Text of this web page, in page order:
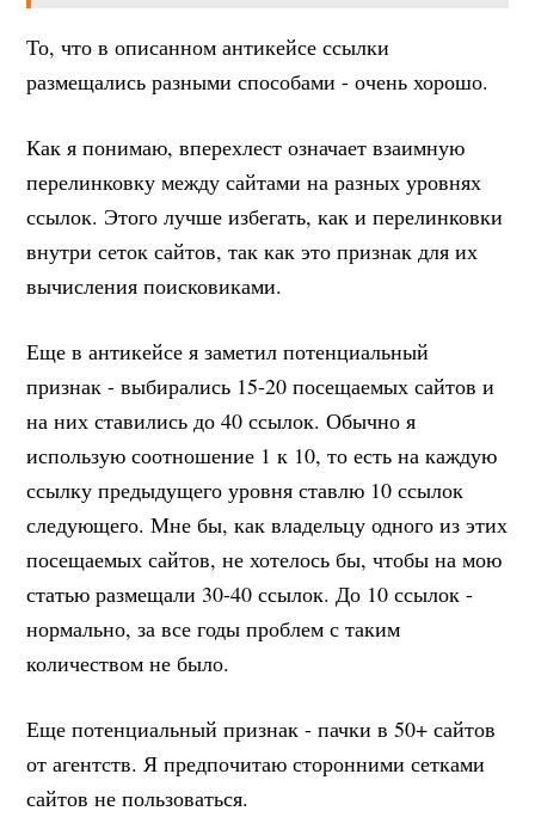
То, что в описанном антикейсе ссылки
размещались разными способами - очень хорошо.
Как я понимаю, вперехлест означает взаимную
перелинковку между сайтами на разных уровнях
ссылок. Этого лучше избегать, как и перелинковки
внутри сеток сайтов, так как это признак для их
вычисления поисковиками.
Еще в антикейсе я заметил потенциальный
признак - выбирались 15-20 посещаемых сайтов и
на них ставились до 40 ссылок. Обычно я
использую соотношение 1 к 10, то есть на каждую
ссылку предыдущего уровня ставлю 10 ссылок
следующего. Мне бы, как владельцу одного из этих
посещаемых сайтов, не хотелось бы, чтобы на мою
статью размещали 30-40 ссылок. До 10 ссылок -
нормально, за все годы проблем с таким
количеством не было.
Еще потенциальный признак - пачки в 50+ сайтов
от агентств. Я предпочитаю сторонними сетками
сайтов не пользоваться.